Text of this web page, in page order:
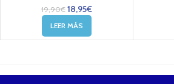
19,90€ 18,95€
LEER MÁS